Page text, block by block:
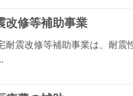
改修等補助事業
耐震改修等補助事業は、耐